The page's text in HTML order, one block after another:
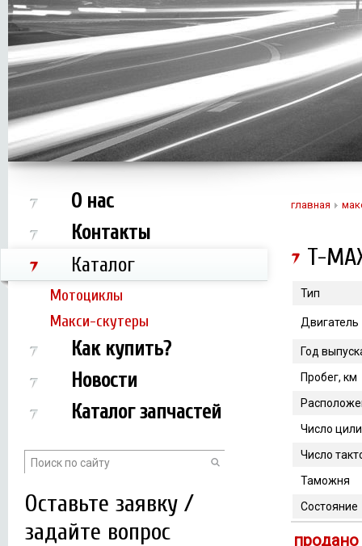
О нас
Контакты
Каталог
Мотоциклы
Макси-скутеры
Как купить?
Новости
Каталог запчастей
Оставьте заявку /
задайте вопрос
главная
T-
Тип
Двигатель
Год
Пробег, км
Число
Число
Таможня
Состояние
продано